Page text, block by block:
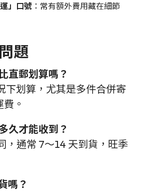
」口號 ：常有額外費用藏在細節
題
直郵划算嗎？
下划算，尤其是多件合併寄
。
久才能收到？
，通常 7～14 天到貨，旺季
嗎？